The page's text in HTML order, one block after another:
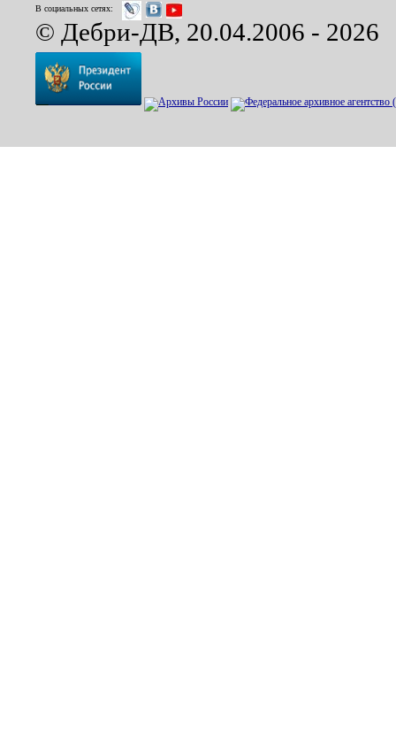
В социальных сетях:
© Дебри-ДВ, 20.04.2006 - 2026